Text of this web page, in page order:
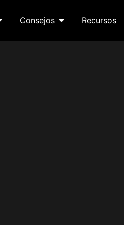
Consejos Recursos